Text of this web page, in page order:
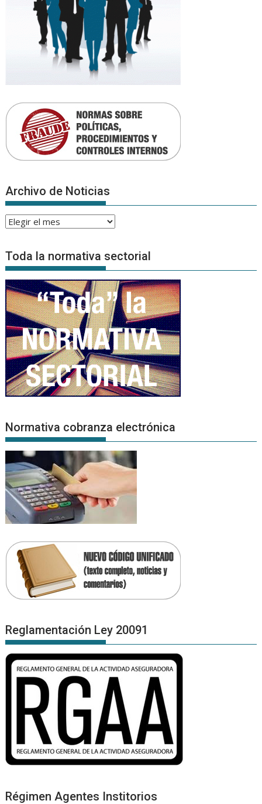
Archivo de Noticias
Archivo
Noticias
Toda la normativa sectorial
Normativa cobranza electrónica
Reglamentación Ley 20091
Régimen Agentes Institorios